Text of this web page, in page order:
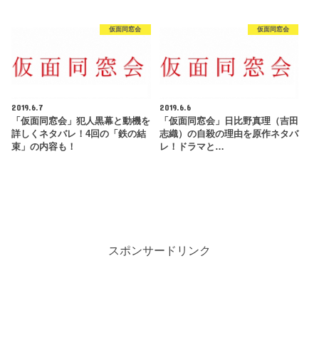
仮面同窓会
2019.6.7
「仮面同窓会」犯人黒幕と動機を
詳しくネタバレ！4回の「鉄の結
束」の内容も！
仮面同窓会
2019.6.6
「仮面同窓会」日比野真理（吉田
志織）の自殺の理由を原作ネタバ
レ！ドラマと…
スポンサードリンク